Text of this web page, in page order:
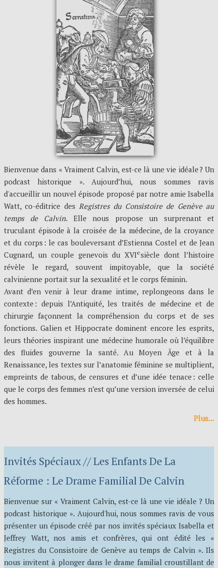
Bienvenue dans « Vraiment Calvin, est-ce là une vie idéale ? Un
podcast historique ». Aujourd’hui, nous sommes ravis
d'accueillir un nouvel épisode proposé par notre amie Isabella
Watt, co-éditrice des Registres du Consistoire de Genève au
temps de Calvin. Elle nous propose un surprenant et
truculant épisode à la croisée de la médecine, de la croyance
et du corps : le cas bouleversant d’Estienna Costel et de Jean
Cugnard, un couple genevois du XVIesiècle dont l’histoire
révèle le regard, souvent impitoyable, que la société
calvinienne portait sur la sexualité et le corps féminin.
Avant d’en venir à leur drame intime, replongeons dans le
contexte : depuis l’Antiquité, les traités de médecine et de
chirurgie façonnent la compréhension du corps et de ses
fonctions. Galien et Hippocrate dominent encore les esprits,
leurs théories inspirant une médecine humorale où l’équilibre
des fluides gouverne la santé. Au Moyen Âge et à la
Renaissance, les textes sur l’anatomie féminine se multiplient,
empreints de tabous, de censures et d’une idée tenace : celle
que le corps des femmes n’est qu’une version inversée de celui
des hommes.
Plus...
Invités Spéciaux // Les Enfants De La
Réforme : Le Drame Familial De Calvin
Bienvenue sur « Vraiment Calvin, est-ce là une vie idéale ? Un
podcast historique ». Aujourd'hui, nous sommes ravis de vous
présenter un épisode créé par nos invités spéciaux Isabella et
Jeffrey Watt, nos amis et confrères, qui ont édité les «
Registres du Consistoire de Genève au temps de Calvin ». Ils
nous invitent à plonger dans le drame familial croustillant de